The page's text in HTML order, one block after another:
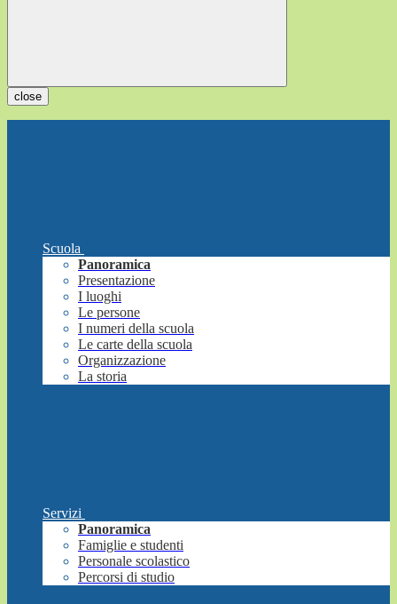
close
Scuola
Panoramica
Presentazione
I luoghi
Le persone
I numeri della scuola
Le carte della scuola
Organizzazione
La storia
Servizi
Panoramica
Famiglie e studenti
Personale scolastico
Percorsi di studio